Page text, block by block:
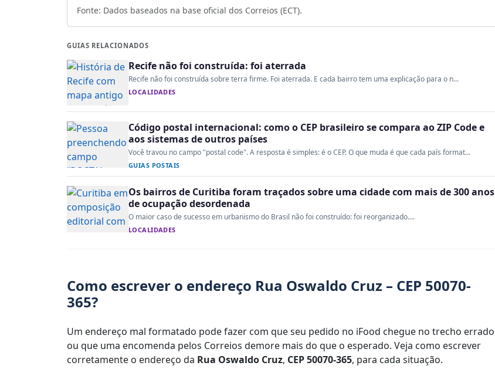
Fonte: Dados baseados na base oficial dos Correios (ECT).
GUIAS RELACIONADOS
Recife não foi construída: foi aterrada
Recife não foi construída sobre terra firme. Foi aterrada. E cada bairro tem uma explicação para o n...
LOCALIDADES
Código postal internacional: como o CEP brasileiro se compara ao ZIP Code e
aos sistemas de outros países
Você travou no campo "postal code". A resposta é simples: é o CEP. O que muda é que cada país format...
GUIAS POSTAIS
Os bairros de Curitiba foram traçados sobre uma cidade com mais de 300 anos
de ocupação desordenada
O maior caso de sucesso em urbanismo do Brasil não foi construído: foi reorganizado....
LOCALIDADES
Como escrever o endereço Rua Oswaldo Cruz – CEP 50070-
365?
Um endereço mal formatado pode fazer com que seu pedido no iFood chegue no trecho errado
ou que uma encomenda pelos Correios demore mais do que o esperado. Veja como escrever
corretamente o endereço da Rua Oswaldo Cruz, CEP 50070-365, para cada situação.